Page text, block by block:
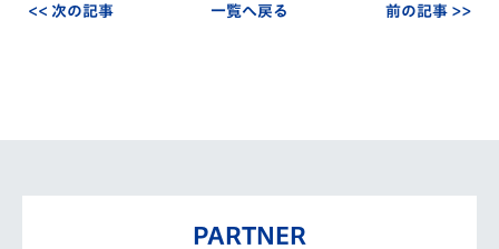
<< 次の記事 一覧へ戻る 前の記事 >>
PARTNER